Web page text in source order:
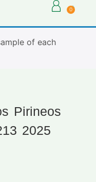
0
of each
Pirineos
2025